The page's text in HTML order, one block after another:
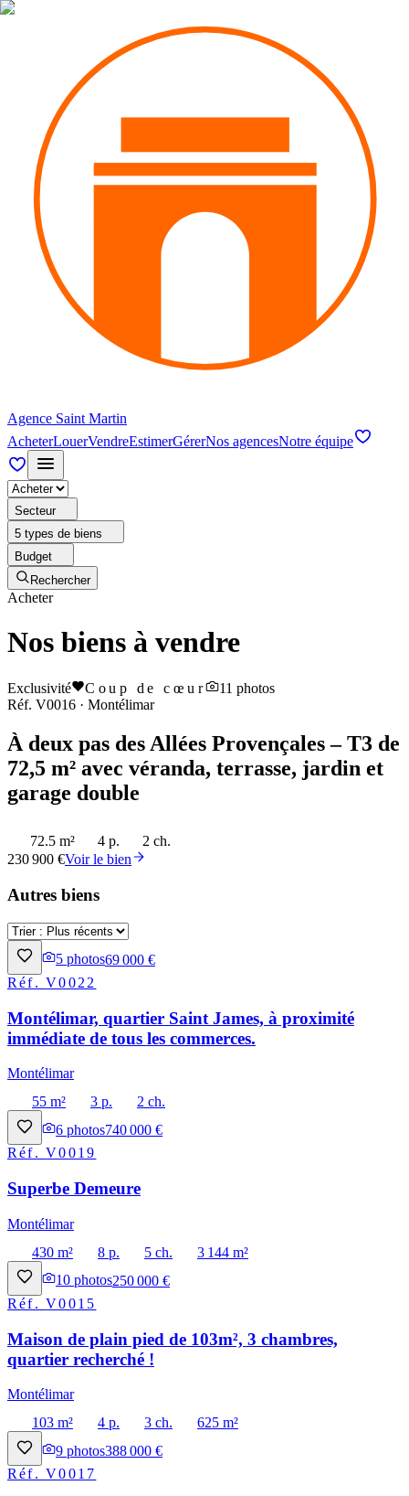
Agence Saint Martin
AcheterLouerVendreEstimerGérerNos agencesNotre équipe
Secteur
5 types de biens
Budget
Rechercher
Acheter
Nos biens à vendre
Exclusivité Coup de cœur 11 photos
Réf. V0016 · Montélimar
À deux pas des Allées Provençales – T3 de
72,5 m² avec véranda, terrasse, jardin et
garage double
72.5 m² 4 p.
2 ch.
230 900 €Voir le bien
Autres biens
5 photos69 000 €
Réf.V0022
Montélimar, quartier Saint James, à proximité
immédiate de tous les commerces.
Montélimar
55 m²
3 p.
2 ch.
6 photos740 000 €
Réf.V0019
Superbe Demeure
Montélimar
430 m²
8 p. 5 ch.
3 144 m²
10 photos250 000 €
Réf.V0015
Maison de plain pied de 103m², 3 chambres,
quartier recherché !
Montélimar
103 m²
4 p. 3 ch.
625 m²
9 photos388 000 €
Réf.V0017